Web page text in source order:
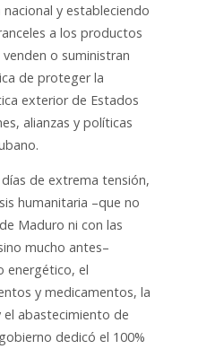
y estableciendo
a los productos
o suministran
de proteger la
exterior de Estados
alianzas y políticas
de extrema tensión,
humanitaria –que no
Maduro ni con las
mucho antes–
energético, el
y medicamentos, la
el abastecimiento de
dedicó el 100%